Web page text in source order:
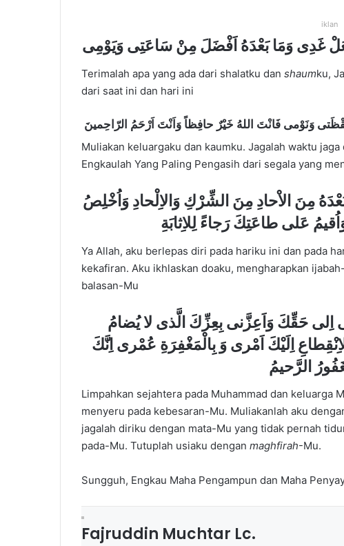
iklan
غَدِى وَمَا بَعْدَهُ اَفْضَلَ مِنْ سَاعَتِى وَيَوْمِى
Terimalah apa yang ada dari shalatku dan shaumku,
dari saat ini dan hari ini
وَنَوْمى فَانْتَ اللهُ خَيْرٌ حافِظاً وَاَنْتَ اَرْحَمُ الرّاحِمينَ
Muliakan keluargaku dan kaumku. Jagalah waktu
Engkaulah Yang Paling Pengasih dari segala yang
مِنَ الاْحادِ مِنَ الشِّرْكِ وَالاِلْحادِ وَاُخْلِصُ
عَلى طاعَتِكَ رَجاءً لِلاِثابَةِ
Ya Allah, aku berlepas diri pada hariku ini dan pada
kekafiran. Aku ikhlaskan doaku, mengharapkan
balasan-Mu
اِلَيْكَ اَمْرى وَ بِالْمَغْفِرَةِ عُمْرى اِنَّكَ
Limpahkan sejahtera pada Muhammad dan keluarga
menyeru pada kebesaran-Mu. Muliakanlah aku
jagalah diriku dengan mata-Mu yang tidak pernah
pada-Mu. Tutuplah usiaku dengan maghfirah-Mu.
Sungguh, Engkau Maha Pengampun dan Maha
Fajruddin Muchtar Lc.